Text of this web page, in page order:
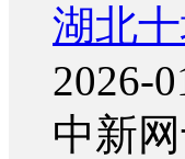
湖北
2026-
中新